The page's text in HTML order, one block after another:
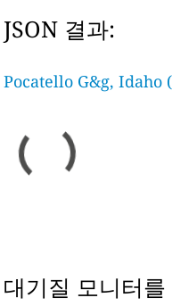
JSON 결과:
Pocatello G&g, Idaho
대기질 모니터